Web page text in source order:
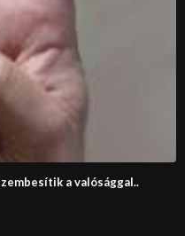
a valósággal..